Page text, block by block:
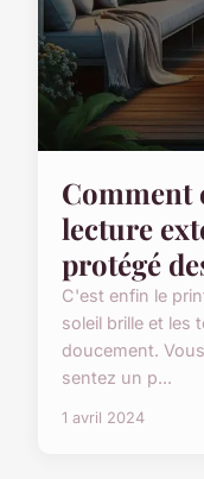
Comment
lecture
protégé
C'est enfin le
soleil brille et les
doucement.
sentez un p...
1 avril 2024